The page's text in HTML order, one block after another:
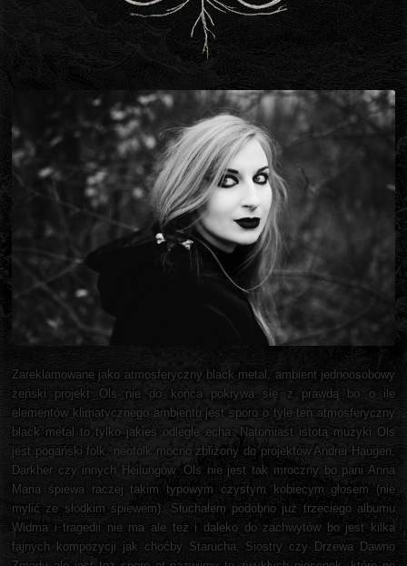
Zareklamowane jako atmosferyczny black metal, ambient jednoosobowy
żeński projekt Ols nie do końca pokrywa się z prawdą bo o ile
elementów klimatycznego ambientu jest sporo o tyle ten atmosferyczny
black metal to tylko jakieś odległe echa. Natomiast istotą muzyki Ols
jest pogański folk, neofolk mocno zbliżony do projektów Andrei Haugen,
Darkher czy innych Heilungów. Ols nie jest tak mroczny bo pani Anna
Maria śpiewa raczej takim typowym czystym kobiecym głosem (nie
mylić ze słodkim śpiewem). Słuchałem podobno już trzeciego albumu
Widma i tragedii nie ma ale też i daleko do zachwytów bo jest kilka
fajnych kompozycji jak choćby Starucha, Siostry czy Drzewa Dawno